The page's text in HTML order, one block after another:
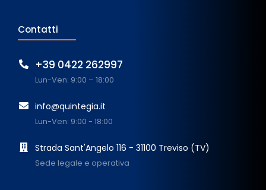
Contatti
+39 0422 262997
Lun-Ven: 9:00 – 18:00
info@quintegia.it
Lun-Ven: 9:00 - 18:00
Strada Sant'Angelo 116 - 31100 Treviso (TV)
Sede legale e operativa